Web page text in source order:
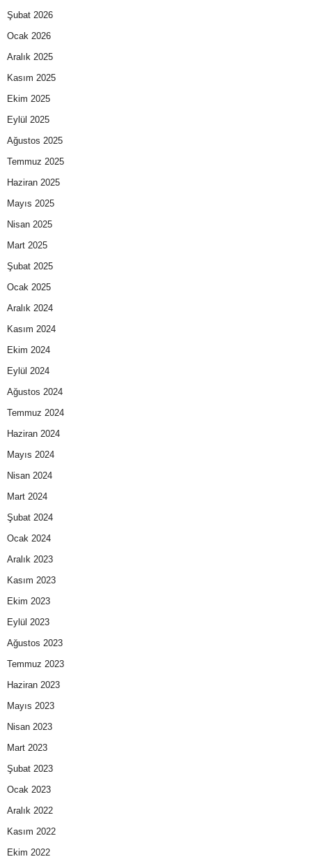
Şubat 2026
Ocak 2026
Aralık 2025
Kasım 2025
Ekim 2025
Eylül 2025
Ağustos 2025
Temmuz 2025
Haziran 2025
Mayıs 2025
Nisan 2025
Mart 2025
Şubat 2025
Ocak 2025
Aralık 2024
Kasım 2024
Ekim 2024
Eylül 2024
Ağustos 2024
Temmuz 2024
Haziran 2024
Mayıs 2024
Nisan 2024
Mart 2024
Şubat 2024
Ocak 2024
Aralık 2023
Kasım 2023
Ekim 2023
Eylül 2023
Ağustos 2023
Temmuz 2023
Haziran 2023
Mayıs 2023
Nisan 2023
Mart 2023
Şubat 2023
Ocak 2023
Aralık 2022
Kasım 2022
Ekim 2022